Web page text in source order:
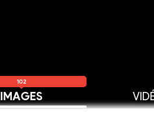
IMAGES
102